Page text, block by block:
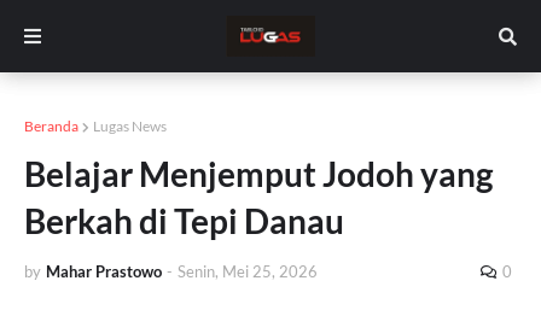
Beranda Lugas News
Belajar Menjemput Jodoh yang
Berkah di Tepi Danau
by Mahar Prastowo - Senin, Mei 25, 2026 0